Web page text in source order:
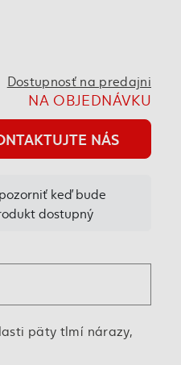
Dostupnosť na predajni
NA OBJEDNÁVKU
NÁS
dostupný
päty tlmí nárazy,